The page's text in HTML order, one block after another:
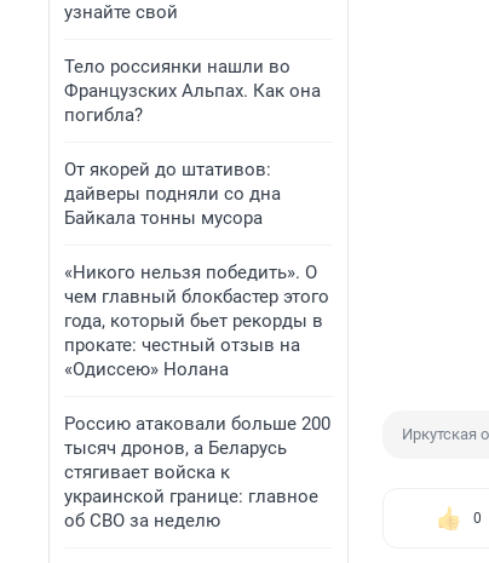
узнайте свой
Тело россиянки нашли во
Французских Альпах. Как она
погибла?
От якорей до штативов:
дайверы подняли со дна
Байкала тонны мусора
«Никого нельзя победить». О
чем главный блокбастер этого
года, который бьет рекорды в
прокате: честный отзыв на
«Одиссею» Нолана
Россию атаковали больше 200
тысяч дронов, а Беларусь
стягивает войска к
украинской границе: главное
об СВО за неделю
Иркутская
0